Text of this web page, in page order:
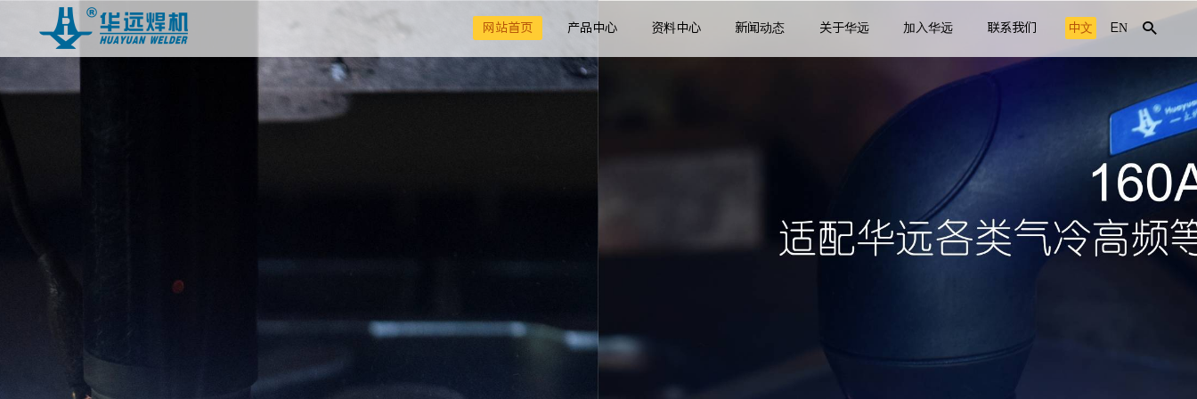
网站首页 产品中心 资料中心 新闻动态 关于华远 加入华远 联系我们 中文 EN 